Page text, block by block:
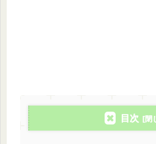
目次